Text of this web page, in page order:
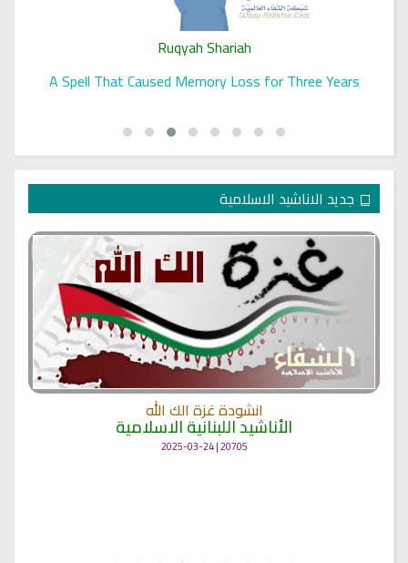
Ruqyah Shariah
A Spell That Caused Memory Loss for Three Years
جديد الاناشيد الاسلامية
انشودة غزة الك الله
الأناشيد اللبنانية الاسلامية
20705 | 2025-03-24